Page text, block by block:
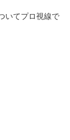
いてプロ視線で